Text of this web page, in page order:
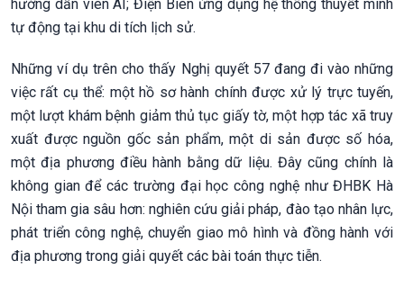
hướng dẫn viên AI; Điện Biên ứng dụng hệ thống thuyết minh
tự động tại khu di tích lịch sử.
Những ví dụ trên cho thấy Nghị quyết 57 đang đi vào những
việc rất cụ thể: một hồ sơ hành chính được xử lý trực tuyến,
một lượt khám bệnh giảm thủ tục giấy tờ, một hợp tác xã truy
xuất được nguồn gốc sản phẩm, một di sản được số hóa,
một địa phương điều hành bằng dữ liệu. Đây cũng chính là
không gian để các trường đại học công nghệ như ĐHBK Hà
Nội tham gia sâu hơn: nghiên cứu giải pháp, đào tạo nhân lực,
phát triển công nghệ, chuyển giao mô hình và đồng hành với
địa phương trong giải quyết các bài toán thực tiễn.